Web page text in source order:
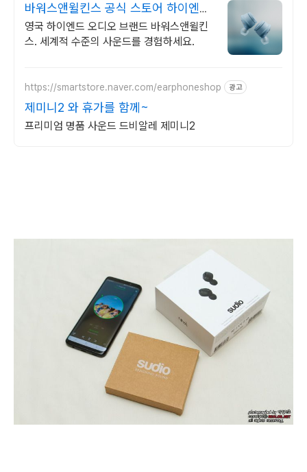
바워스앤윌킨스 공식 스토어 하이엔드
명품 오디오
영국 하이엔드 오디오 브랜드 바워스앤윌킨
스. 세계적 수준의 사운드를 경험하세요.
https://smartstore.naver.com/earphoneshop 광고
제미니2 와 휴가를 함께~
프리미엄 명품 사운드 드비알레 제미니2